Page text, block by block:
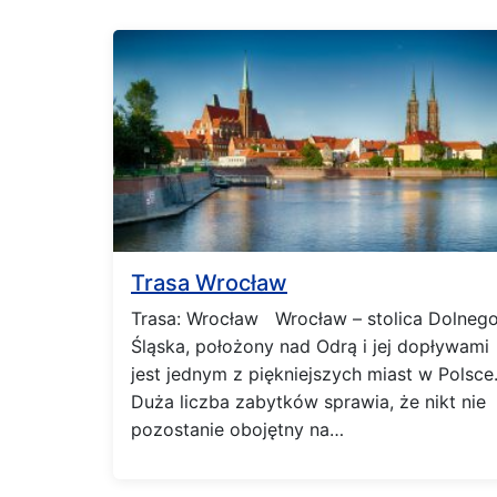
Trasa Wrocław
Trasa: Wrocław Wrocław – stolica
Śląska, położony nad Odrą i jej dopływami
jest jednym z piękniejszych miast w Polsce.
Duża liczba zabytków sprawia, że nikt nie
pozostanie obojętny na…